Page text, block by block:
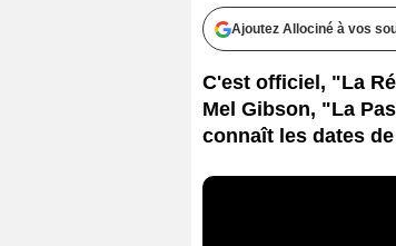
Ajoutez Allociné à vos
C'est officiel, "La
Mel Gibson, "La
connaît les dates